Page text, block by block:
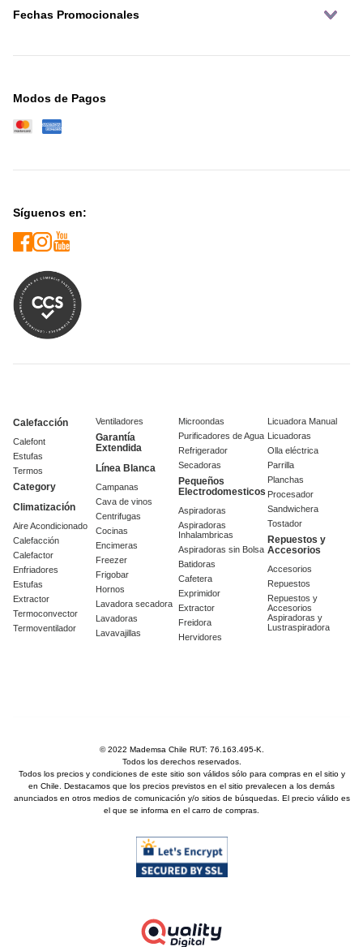
Fechas Promocionales
Modos de Pagos
Síguenos en:
Calefacción
Calefont
Estufas
Termos
Category
Climatización
Aire Acondicionado
Calefacción
Calefactor
Enfriadores
Estufas
Extractor
Termoconvector
Termoventilador
Ventiladores
Garantía
Extendida
Línea Blanca
Campanas
Cava de vinos
Centrifugas
Cocinas
Encimeras
Freezer
Frigobar
Hornos
Lavadora secadora
Lavadoras
Lavavajillas
Microondas
Purificadores de Agua
Refrigerador
Secadoras
Pequeños
Electrodomesticos
Aspiradoras
Aspiradoras
Inhalambricas
Aspiradoras sin Bolsa
Batidoras
Cafetera
Exprimidor
Extractor
Freidora
Hervidores
Licuadora Manual
Licuadoras
Olla eléctrica
Parrilla
Planchas
Procesador
Sandwichera
Tostador
Repuestos y
Accesorios
Accesorios
Repuestos
Repuestos y
Accesorios
Aspiradoras y
Lustraspiradora
© 2022 Mademsa Chile RUT: 76.163.495-K.
Todos los derechos reservados.
Todos los precios y condiciones de este sitio son válidos sólo para compras en el sitio y
en Chile. Destacamos que los precios previstos en el sitio prevalecen a los demás
anunciados en otros medios de comunicación y/o sitios de búsquedas. El precio válido es
el que se informa en el carro de compras.